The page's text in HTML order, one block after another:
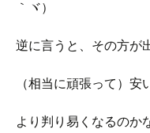
｀ヾ）
逆に言うと、その方が
（相当に頑張って）
より判り易くなるのか